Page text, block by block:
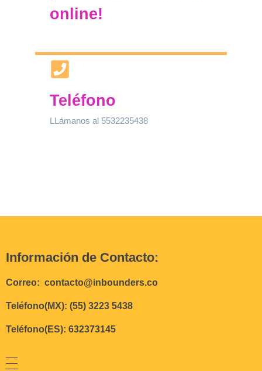
online!
Teléfono
LLámanos al 5532235438
Información de Contacto:
Correo: contacto@inbounders.co
Teléfono(MX): (55) 3223 5438
Teléfono(ES): 632373145